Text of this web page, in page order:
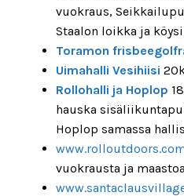
vuokraus,
Staalon loikka ja
Toramon
Uimahalli Vesihiisi
Rollohalli ja Hoplop
hauska
Hoplop samassa
vuokrausta ja